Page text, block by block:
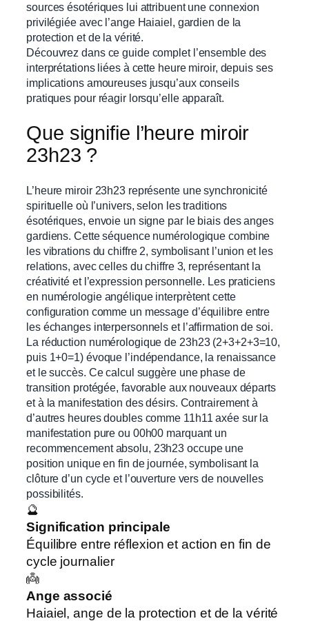
sources ésotériques lui attribuent une connexion
privilégiée avec l’ange Haiaiel, gardien de la
protection et de la vérité.
Découvrez dans ce guide complet l’ensemble des
interprétations liées à cette heure miroir, depuis ses
implications amoureuses jusqu’aux conseils
pratiques pour réagir lorsqu’elle apparaît.
Que signifie l’heure miroir
23h23 ?
L’heure miroir 23h23 représente une synchronicité
spirituelle où l’univers, selon les traditions
ésotériques, envoie un signe par le biais des anges
gardiens. Cette séquence numérologique combine
les vibrations du chiffre 2, symbolisant l’union et les
relations, avec celles du chiffre 3, représentant la
créativité et l’expression personnelle. Les praticiens
en numérologie angélique interprètent cette
configuration comme un message d’équilibre entre
les échanges interpersonnels et l’affirmation de soi.
La réduction numérologique de 23h23 (2+3+2+3=10,
puis 1+0=1) évoque l’indépendance, la renaissance
et le succès. Ce calcul suggère une phase de
transition protégée, favorable aux nouveaux départs
et à la manifestation des désirs. Contrairement à
d’autres heures doubles comme 11h11 axée sur la
manifestation pure ou 00h00 marquant un
recommencement absolu, 23h23 occupe une
position unique en fin de journée, symbolisant la
clôture d’un cycle et l’ouverture vers de nouvelles
possibilités.
🔮
Signification principale
Équilibre entre réflexion et action en fin de
cycle journalier
👼
Ange associé
Haiaiel, ange de la protection et de la vérité